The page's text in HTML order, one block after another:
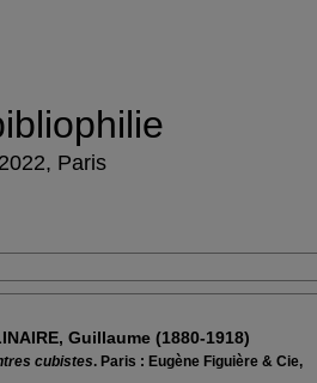
Paris
Guillaume (1880-1918)
cubistes. Paris : Eugène Figuière & Cie,